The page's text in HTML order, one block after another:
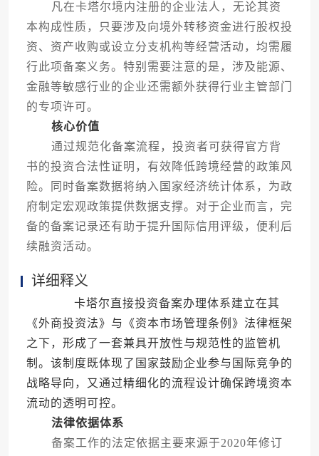
凡在卡塔尔境内注册的企业法人，无论其资
本构成性质，只要涉及向境外转移资金进行股权投
资、资产收购或设立分支机构等经营活动，均需履
行此项备案义务。特别需要注意的是，涉及能源、
金融等敏感行业的企业还需额外获得行业主管部门
的专项许可。
核心价值
通过规范化备案流程，投资者可获得官方背
书的投资合法性证明，有效降低跨境经营的政策风
险。同时备案数据将纳入国家经济统计体系，为政
府制定宏观政策提供数据支撑。对于企业而言，完
备的备案记录还有助于提升国际信用评级，便利后
续融资活动。
详细释义
卡塔尔直接投资备案办理体系建立在其
《外商投资法》与《资本市场管理条例》法律框架
之下，形成了一套兼具开放性与规范性的监管机
制。该制度既体现了国家鼓励企业参与国际竞争的
战略导向，又通过精细化的流程设计确保跨境资本
流动的透明可控。
法律依据体系
备案工作的法定依据主要来源于2020年修订